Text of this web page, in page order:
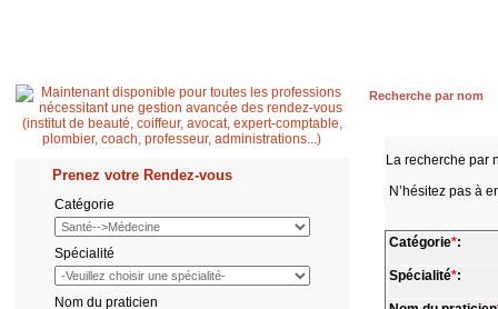
Prenez votre Rendez-vous
Catégorie
Spécialité
Nom du praticien
Recherche par nom
La recherche par
N’hésitez pas à
Catégorie*:
Spécialité*: